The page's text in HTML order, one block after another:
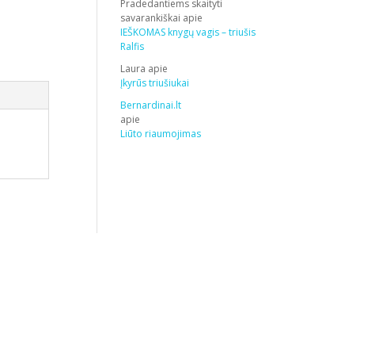
Pradedantiems skaityti
savarankiškai apie
IEŠKOMAS knygų vagis – triušis
Ralfis
Laura apie
Įkyrūs triušiukai
Bernardinai.lt
apie
Liūto riaumojimas